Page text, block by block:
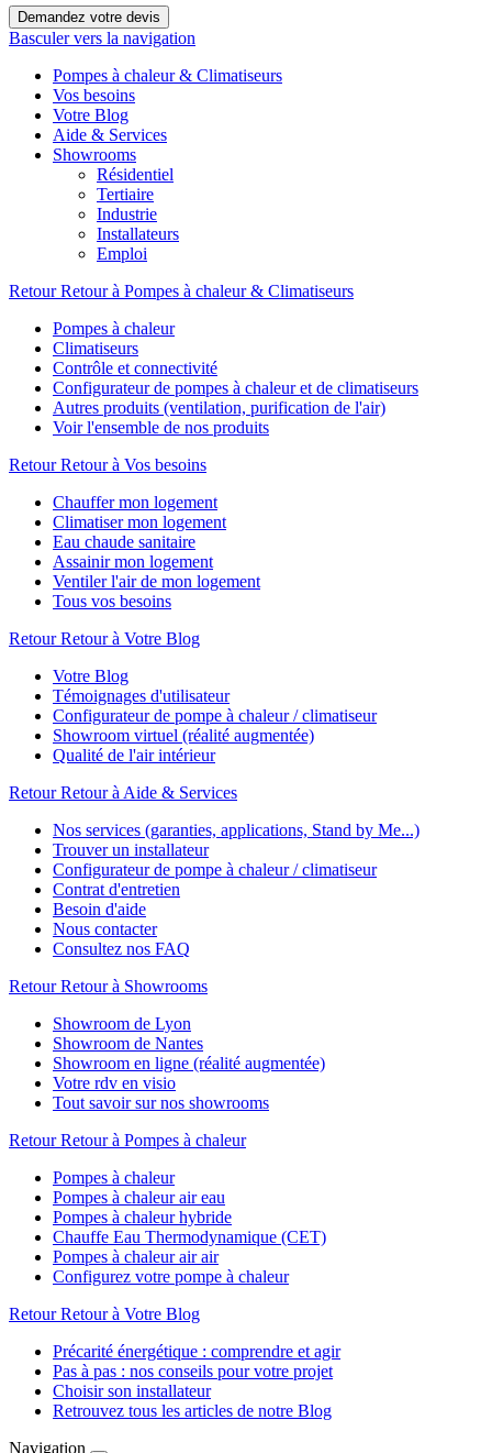
Demandez votre devis
Basculer vers la navigation
Pompes à chaleur & Climatiseurs
Vos besoins
Votre Blog
Aide & Services
Showrooms
Résidentiel
Tertiaire
Industrie
Installateurs
Emploi
Retour Retour à Pompes à chaleur & Climatiseurs
Pompes à chaleur
Climatiseurs
Contrôle et connectivité
Configurateur de pompes à chaleur et de climatiseurs
Autres produits (ventilation, purification de l'air)
Voir l'ensemble de nos produits
Retour Retour à Vos besoins
Chauffer mon logement
Climatiser mon logement
Eau chaude sanitaire
Assainir mon logement
Ventiler l'air de mon logement
Tous vos besoins
Retour Retour à Votre Blog
Votre Blog
Témoignages d'utilisateur
Configurateur de pompe à chaleur / climatiseur
Showroom virtuel (réalité augmentée)
Qualité de l'air intérieur
Retour Retour à Aide & Services
Nos services (garanties, applications, Stand by Me...)
Trouver un installateur
Configurateur de pompe à chaleur / climatiseur
Contrat d'entretien
Besoin d'aide
Nous contacter
Consultez nos FAQ
Retour Retour à Showrooms
Showroom de Lyon
Showroom de Nantes
Showroom en ligne (réalité augmentée)
Votre rdv en visio
Tout savoir sur nos showrooms
Retour Retour à Pompes à chaleur
Pompes à chaleur
Pompes à chaleur air eau
Pompes à chaleur hybride
Chauffe Eau Thermodynamique (CET)
Pompes à chaleur air air
Configurez votre pompe à chaleur
Retour Retour à Votre Blog
Précarité énergétique : comprendre et agir
Pas à pas : nos conseils pour votre projet
Choisir son installateur
Retrouvez tous les articles de notre Blog
Navigation